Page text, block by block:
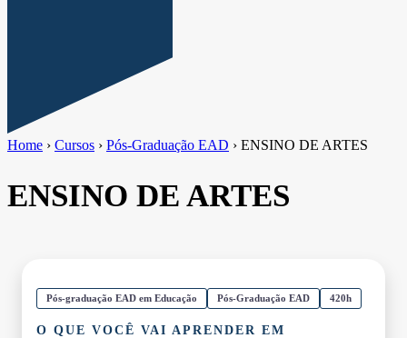
Home › Cursos › Pós-Graduação EAD › ENSINO DE ARTES
ENSINO DE ARTES
Pós-graduação EAD em Educação Pós-Graduação EAD 420h
O QUE VOCÊ VAI APRENDER EM